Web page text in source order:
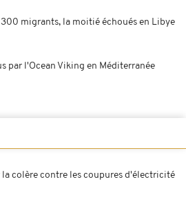
migrants, la moitié échoués en Libye
par l'Ocean Viking en Méditerranée
la colère contre les coupures d'électricité